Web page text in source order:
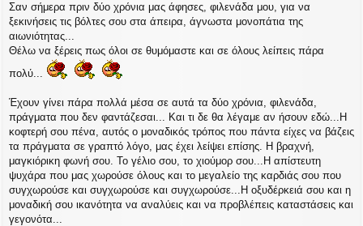
μ
ο
σ
ί
υ
Σαν σήμερα πριν δύο χρόνια μας άφησες, φιλενάδα μου, για να
ξεκινήσεις τις βόλτες σου στα άπειρα, άγνωστα μονοπάτια της
αιωνιότητας...
Θέλω να ξέρεις πως όλοι σε θυμόμαστε και σε όλους λείπεις πάρα
πολύ...
Έχουν γίνει πάρα πολλά μέσα σε αυτά τα δύο χρόνια, φιλενάδα,
πράγματα που δεν φαντάζεσαι... Και τι δε θα λέγαμε αν ήσουν εδώ...Η
κοφτερή σου πένα, αυτός ο μοναδικός τρόπος που πάντα είχες να βάζεις
τα πράγματα σε γραπτό λόγο, μας έχει λείψει επίσης. Η βραχνή,
μαγκιόρικη φωνή σου. Το γέλιο σου, το χιούμορ σου...Η απίστευτη
ψυχάρα που μας χωρούσε όλους και το μεγαλείο της καρδιάς σου που
συγχωρούσε και συγχωρούσε και συγχωρούσε...Η οξυδέρκειά σου και η
μοναδική σου ικανότητα να αναλύεις και να προβλέπεις καταστάσεις και
γεγονότα...